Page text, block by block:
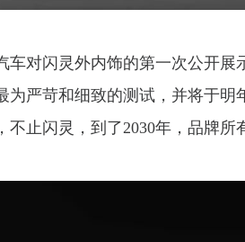
车对闪灵外内饰的第一次公开展
严苛和细致的测试，并将于明
止闪灵，到了2030年，品牌所